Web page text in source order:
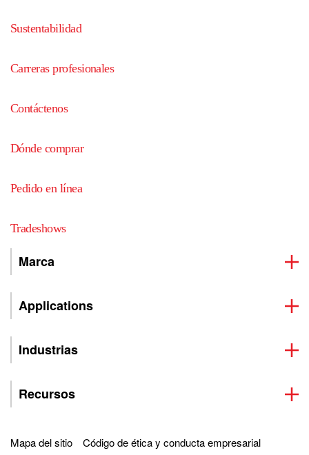
Sustentabilidad
Carreras profesionales
Contáctenos
Dónde comprar
Pedido en línea
Tradeshows
Marca
Applications
Industrias
Recursos
Mapa del sitio
Código de ética y conducta empresarial